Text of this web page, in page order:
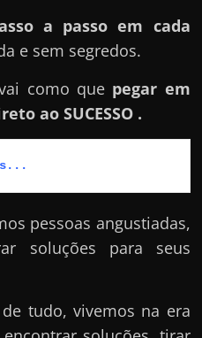
a passo em cada
e sem segredos.
como que pegar em
ao SUCESSO .
pessoas angustiadas,
soluções para seus
tudo, vivemos na era